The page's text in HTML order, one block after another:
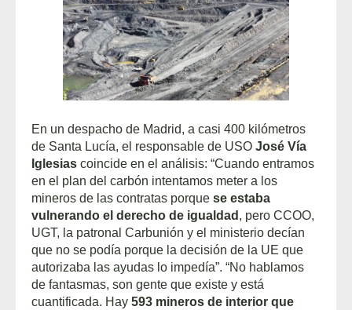
En un despacho de Madrid, a casi 400 kilómetros
de Santa Lucía, el responsable de USO José Vía
Iglesias coincide en el análisis: “Cuando entramos
en el plan del carbón intentamos meter a los
mineros de las contratas porque se estaba
vulnerando el derecho de igualdad , pero CCOO,
UGT, la patronal Carbunión y el ministerio decían
que no se podía porque la decisión de la UE que
autorizaba las ayudas lo impedía”. “No hablamos
de fantasmas, son gente que existe y está
cuantificada. Hay 593 mineros de interior que